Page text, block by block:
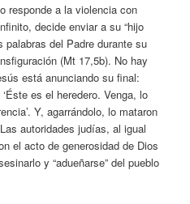
responde a la violencia con
decide enviar a su “hijo
palabras del Padre durante su
(Mt 17,5b). No hay
está anunciando su final:
es el heredero. Venga, lo
Y, agarrándolo, lo mataron
autoridades judías, al igual
el acto de generosidad de Dios
y “adueñarse” del pueblo